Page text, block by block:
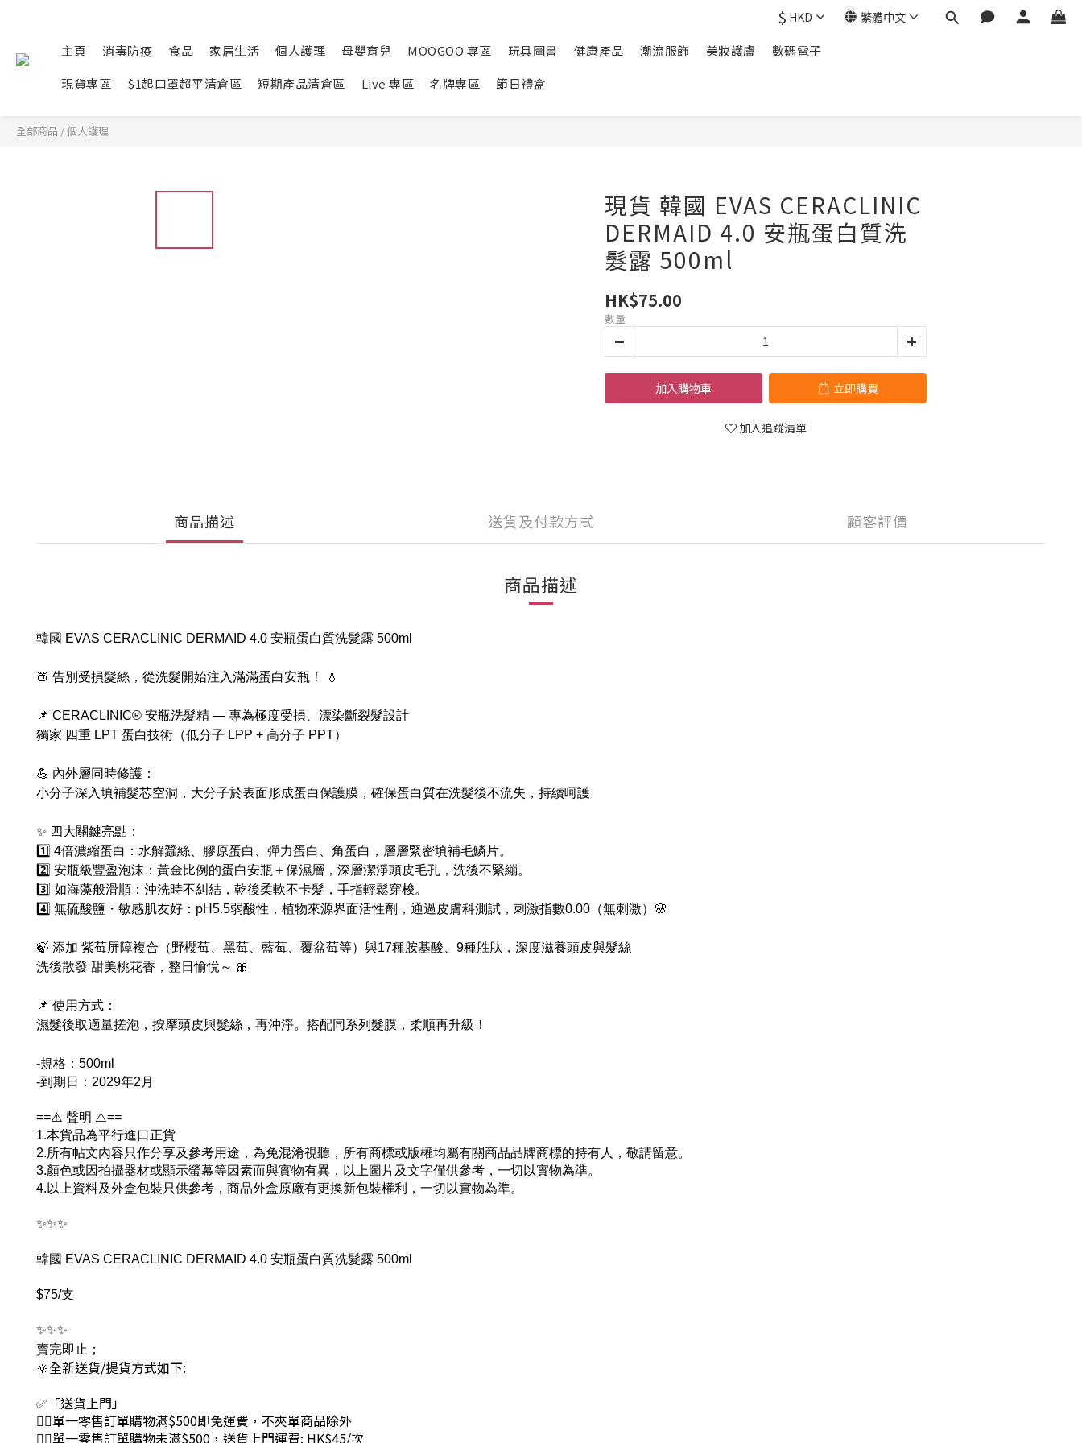
$ HKD 繁體中文
主頁 消毒防疫 食品 家居生活 個人護理 母嬰育兒 MOOGOO 專區 玩具圖書 健康產品 潮流服飾 美妝護膚
數碼電子
現貨專區
$1起口罩超平清倉區 短期產品清倉區 Live 專區 名牌專區 節日禮盒
全部商品 /個人護理
現貨 韓國 EVAS CERACLINIC
DERMAID 4.0 安瓶蛋白質洗
髮露 500ml
HK$75.00
數量
加入購物車 立即購買
加入追蹤清單
商品描述 送貨及付款方式 顧客評價
商品描述
韓國 EVAS CERACLINIC DERMAID 4.0 安瓶蛋白質洗髮露 500ml
🍑 告別受損髮絲，從洗髮開始注入滿滿蛋白安瓶！ 💧
📌 CERACLINIC® 安瓶洗髮精 — 專為極度受損、漂染斷裂髮設計
獨家 四重 LPT 蛋白技術（低分子 LPP + 高分子 PPT）
💪 內外層同時修護：
小分子深入填補髮芯空洞，大分子於表面形成蛋白保護膜，確保蛋白質在洗髮後不流失，持續呵護
✨ 四大關鍵亮點：
1️⃣ 4倍濃縮蛋白：水解蠶絲、膠原蛋白、彈力蛋白、角蛋白，層層緊密填補毛鱗片。
2️⃣ 安瓶級豐盈泡沫：黃金比例的蛋白安瓶＋保濕層，深層潔淨頭皮毛孔，洗後不緊繃。
3️⃣ 如海藻般滑順：沖洗時不糾結，乾後柔軟不卡髮，手指輕鬆穿梭。
4️⃣ 無硫酸鹽・敏感肌友好：pH5.5弱酸性，植物來源界面活性劑，通過皮膚科測試，刺激指數0.00（無刺激）🌸
🍃 添加 紫莓屏障複合（野櫻莓、黑莓、藍莓、覆盆莓等）與17種胺基酸、9種胜肽，深度滋養頭皮與髮絲
洗後散發 甜美桃花香，整日愉悅～ 🎀
📌 使用方式：
濕髮後取適量搓泡，按摩頭皮與髮絲，再沖淨。搭配同系列髮膜，柔順再升級！
-規格：500ml
-到期日：2029年2月
==⚠️ 聲明 ⚠️==
1.本貨品為平行進口正貨
2.所有帖文內容只作分享及參考用途，為免混淆視聽，所有商標或版權均屬有關商品品牌商標的持有人，敬請留意。
3.顏色或因拍攝器材或顯示螢幕等因素而與實物有異，以上圖片及文字僅供參考，一切以實物為準。
4.以上資料及外盒包裝只供參考，商品外盒原廠有更換新包裝權利，一切以實物為準。
✨✨✨
韓國 EVAS CERACLINIC DERMAID 4.0 安瓶蛋白質洗髮露 500ml
$75/支
✨✨✨
賣完即止；
🔆全新送貨/提貨方式如下:
✅「送貨上門」
👉🏻單一零售訂單購物滿$500即免運費，不夾單商品除外
👉🏻單一零售訂單購物未滿$500，送貨上門運費: HK$45/次